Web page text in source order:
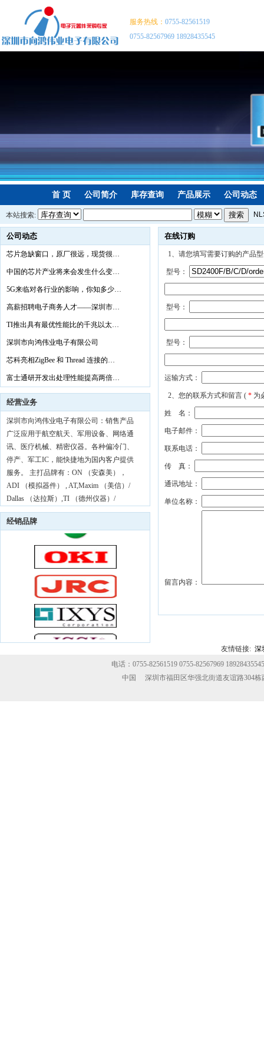
服务热线： 0755-82561519
0755-82567969 18928435545
首 页 公司简介 库存查询 产品展示 公司动态
本站搜索:
公司动态
芯片急缺窗口，原厂很远，现货很…
中国的芯片产业将来会发生什么变…
5G来临对各行业的影响，你知多少…
高薪招聘电子商务人才——深圳市…
TI推出具有最优性能比的千兆以太…
深圳市向鸿伟业电子有限公司
芯科亮相ZigBee 和 Thread 连接的…
富士通研开发出处理性能提高两倍…
经营业务
深圳市向鸿伟业电子有限公司：销售产品
广泛应用于航空航天、军用设备、网络通
讯、医疗机械、精密仪器。各种偏冷门、
停产、军工IC，能快捷地为国内客户提供
服务。 主打品牌有：ON （安森美），
ADI （模拟器件） , AT,Maxim （美信）/
Dallas （达拉斯）,TI （德州仪器）/
BB（Burr-Brown），Philips （飞利浦）/
NXP （恩智浦），NEC （日电），NS
（国家半导），Xilinx （赛灵思） ST IR等
知名IC品牌原装产品.包括：单片机、存储
器、电源器件、接口电路、运算放大器、
模数/数模转换器、可编程逻辑器件、高频
模块，光耦、二三极管、MOS管等
经销品牌
在线订购
1、请您填写需要订购的产品
型号：
型号：
型号：
运输方式：
2、您的联系方式和留言 ( * 为
姓 名：
电子邮件：
联系电话：
传 真：
通讯地址：
单位名称：
留言内容：
友情链接: 深
电话：0755-82561519 0755-82567969
中国 深圳市福田区华强北街道友谊路304